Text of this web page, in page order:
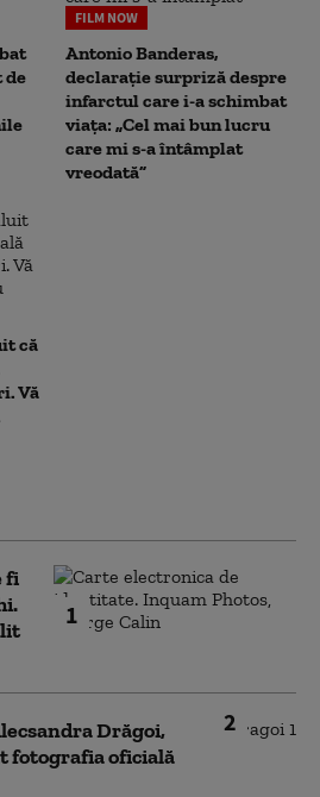
de
FILM NOW
Antonio Banderas,
declarație surpriză despre
infarctul care i-a schimbat
viața: „Cel mai bun lucru
care mi s-a întâmplat
vreodată”
că
Vă
1
fi
2
Drăgoi,
fotografia oficială